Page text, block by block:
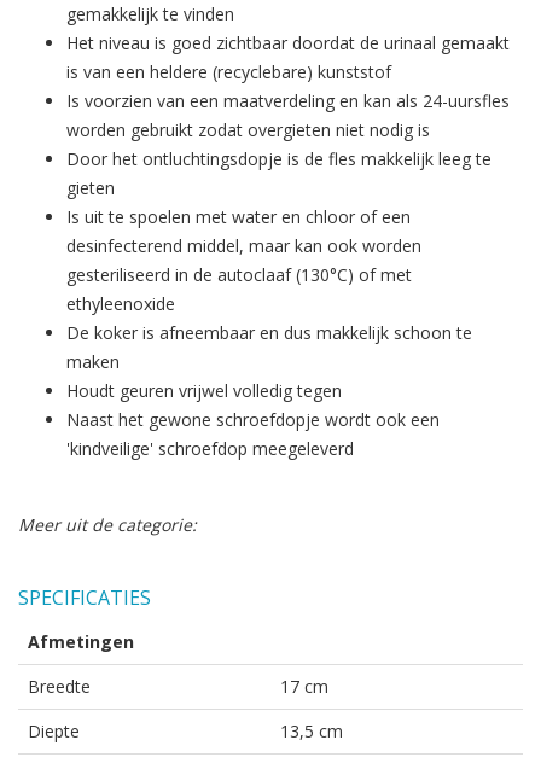
gemakkelijk te vinden
Het niveau is goed zichtbaar doordat de urinaal gemaakt
is van een heldere (recyclebare) kunststof
Is voorzien van een maatverdeling en kan als 24-uursfles
worden gebruikt zodat overgieten niet nodig is
Door het ontluchtingsdopje is de fles makkelijk leeg te
gieten
Is uit te spoelen met water en chloor of een
desinfecterend middel, maar kan ook worden
gesteriliseerd in de autoclaaf (130°C) of met
ethyleenoxide
De koker is afneembaar en dus makkelijk schoon te
maken
Houdt geuren vrijwel volledig tegen
Naast het gewone schroefdopje wordt ook een
'kindveilige' schroefdop meegeleverd
Meer uit de categorie:
SPECIFICATIES
Afmetingen
Breedte
17 cm
Diepte
13,5 cm